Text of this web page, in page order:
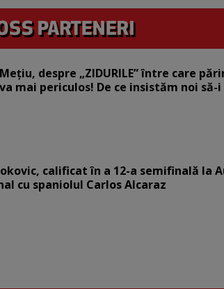
despre „ZIDURILE” între care
mai periculos! De ce insistăm noi să-i
calificat în a 12-a semifinală la
cu spaniolul Carlos Alcaraz